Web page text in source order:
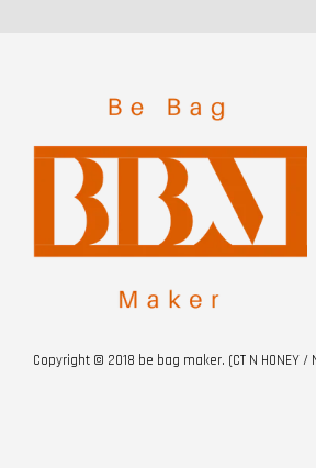
Copyright © 2018 be bag maker. (CT N HONEY /